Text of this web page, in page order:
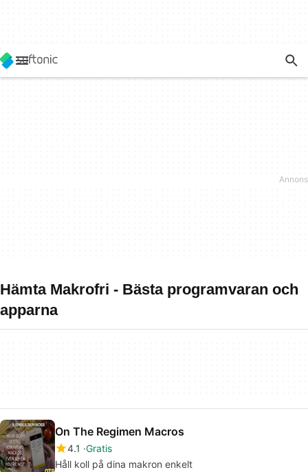
Hämta Makrofri - Bästa programvaran och
apparna
On The Regimen Macros
4.1 Gratis
Håll koll på dina makron enkelt